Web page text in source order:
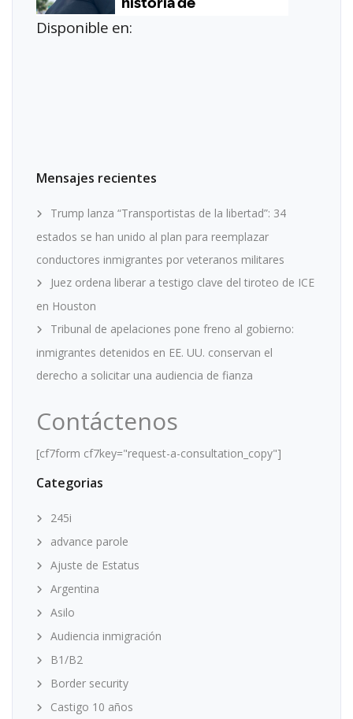
Disponible en:
Mensajes recientes
Trump lanza “Transportistas de la libertad”: 34
estados se han unido al plan para reemplazar
conductores inmigrantes por veteranos militares
Juez ordena liberar a testigo clave del tiroteo de ICE
en Houston
Tribunal de apelaciones pone freno al gobierno:
inmigrantes detenidos en EE. UU. conservan el
derecho a solicitar una audiencia de fianza
Contáctenos
[cf7form cf7key="request-a-consultation_copy"]
Categorias
245i
advance parole
Ajuste de Estatus
Argentina
Asilo
Audiencia inmigración
B1/B2
Border security
Castigo 10 años